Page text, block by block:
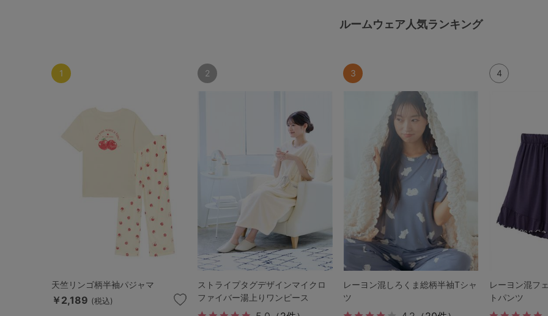
ルームウェア人気ランキング
1
天竺リンゴ柄半袖パジャマ
￥2,189 (税込)
2
ストライプタグデザインマイクロ
ファイバー湯上りワンピース
3
レーヨン混しろくま総柄半袖Tシャ
ツ
4
レーヨン混フ
トパンツ